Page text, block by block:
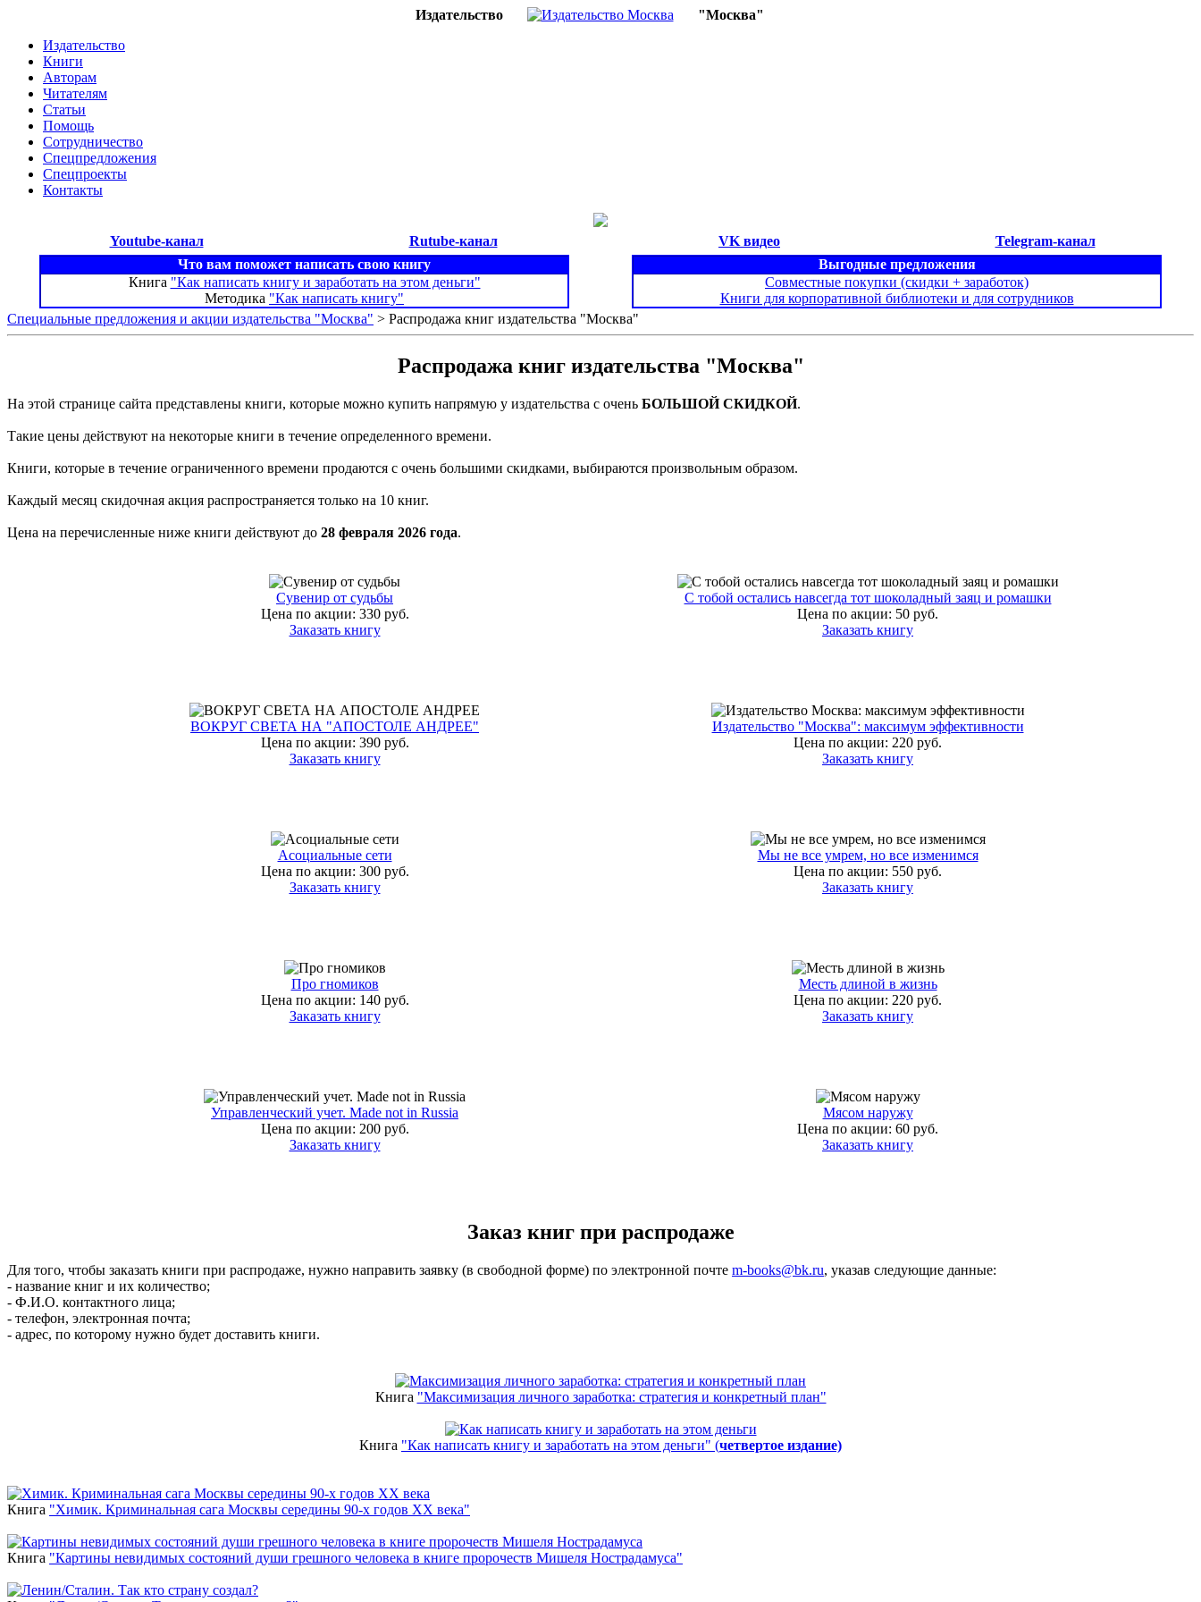
Издательство
"Москва"
Издательство
Книги
Авторам
Читателям
Статьи
Помощь
Сотрудничество
Спецпредложения
Спецпроекты
Контакты
Youtube-канал Rutube-канал VK видео
Telegram-канал
Что вам поможет написать свою книгу
Книга "Как написать книгу и заработать на этом деньги"
Методика "Как написать книгу"
Выгодные предложения
Совместные покупки (скидки + заработок)
Книги для корпоративной библиотеки и для сотрудников
Специальные предложения и акции издательства "Москва" > Распродажа книг издательства "Москва"
Распродажа книг издательства "Москва"
На этой странице сайта представлены книги, которые можно купить напрямую у издательства с очень БОЛЬШОЙ СКИДКОЙ.
Такие цены действуют на некоторые книги в течение определенного времени.
Книги, которые в течение ограниченного времени продаются с очень большими скидками, выбираются произвольным образом.
Каждый месяц скидочная акция распространяется только на 10 книг.
Цена на перечисленные ниже книги действуют до 28 февраля 2026 года.
Сувенир от судьбы
Цена по акции: 330 руб.
Заказать книгу
С тобой остались навсегда тот шоколадный заяц и ромашки
Цена по акции: 50 руб.
Заказать книгу
ВОКРУГ СВЕТА НА "АПОСТОЛЕ АНДРЕЕ"
Цена по акции: 390 руб.
Заказать книгу
Издательство "Москва": максимум эффективности
Цена по акции: 220 руб.
Заказать книгу
Асоциальные сети
Цена по акции: 300 руб.
Заказать книгу
Мы не все умрем, но все изменимся
Цена по акции: 550 руб.
Заказать книгу
Про гномиков
Цена по акции: 140 руб.
Заказать книгу
Месть длиной в жизнь
Цена по акции: 220 руб.
Заказать книгу
Управленческий учет. Made not in Russia
Цена по акции: 200 руб.
Заказать книгу
Мясом наружу
Цена по акции: 60 руб.
Заказать книгу
Заказ книг при распродаже
Для того, чтобы заказать книги при распродаже, нужно направить заявку (в свободной форме) по электронной почте m-books@bk.ru, указав следующие данные:
- название книг и их количество;
- Ф.И.О. контактного лица;
- телефон, электронная почта;
- адрес, по которому нужно будет доставить книги.
Книга "Максимизация личного заработка: стратегия и конкретный план"
Книга "Как написать книгу и заработать на этом деньги" (четвертое издание)
Книга "Химик. Криминальная сага Москвы середины 90-х годов ХХ века"
Книга "Картины невидимых состояний души грешного человека в книге пророчеств Мишеля Нострадамуса"